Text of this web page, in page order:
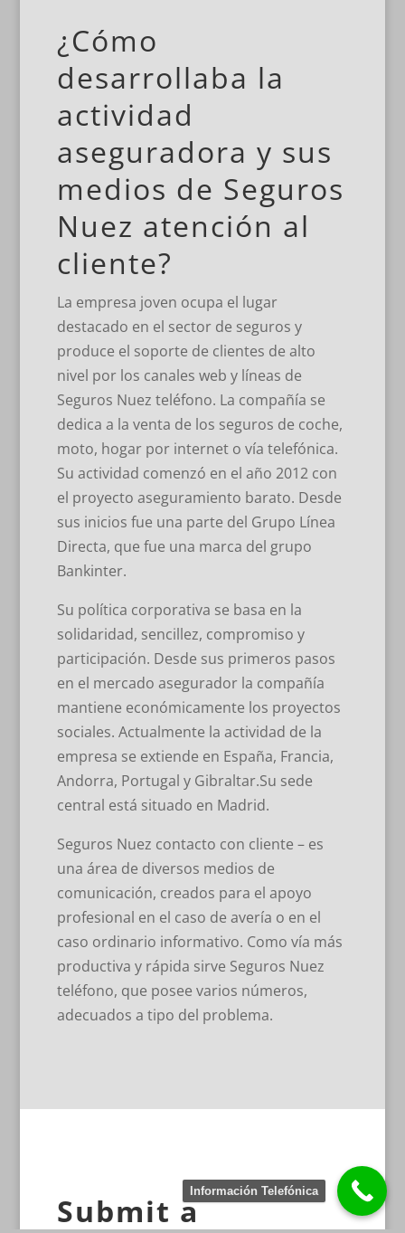
¿Cómo
desarrollaba la
actividad
aseguradora y sus
medios de Seguros
Nuez atención al
cliente?
La empresa joven ocupa el lugar
destacado en el sector de seguros y
produce el soporte de clientes de alto
nivel por los canales web y líneas de
Seguros Nuez teléfono. La compañía se
dedica a la venta de los seguros de coche,
moto, hogar por internet o vía telefónica.
Su actividad comenzó en el año 2012 con
el proyecto aseguramiento barato. Desde
sus inicios fue una parte del Grupo Línea
Directa, que fue una marca del grupo
Bankinter.
Su política corporativa se basa en la
solidaridad, sencillez, compromiso y
participación. Desde sus primeros pasos
en el mercado asegurador la compañía
mantiene económicamente los proyectos
sociales. Actualmente la actividad de la
empresa se extiende en España, Francia,
Andorra, Portugal y Gibraltar.Su sede
central está situado en Madrid.
Seguros Nuez contacto con cliente – es
una área de diversos medios de
comunicación, creados para el apoyo
profesional en el caso de avería o en el
caso ordinario informativo. Como vía más
productiva y rápida sirve Seguros Nuez
teléfono, que posee varios números,
adecuados a tipo del problema.
Submit a
Información Telefónica